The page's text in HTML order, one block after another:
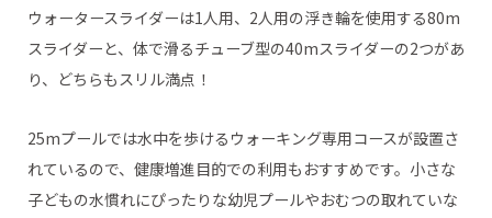
ウォータースライダーは1人用、2人用の浮き輪を使用する80m
スライダーと、体で滑るチューブ型の40mスライダーの2つがあ
り、どちらもスリル満点！
25mプールでは水中を歩けるウォーキング専用コースが設置さ
れているので、健康増進目的での利用もおすすめです。小さな
子どもの水慣れにぴったりな幼児プールやおむつの取れていな